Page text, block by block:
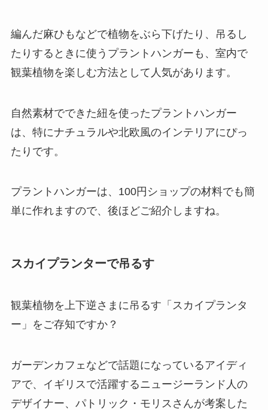
編んだ麻ひもなどで植物をぶら下げたり、吊るし
たりするときに使うプラントハンガーも、室内で
観葉植物を楽しむ方法として人気があります。
自然素材でできた紐を使ったプラントハンガー
は、特にナチュラルや北欧風のインテリアにぴっ
たり です。
プラントハンガーは、100円ショップの材料でも簡
単に作れますので、後ほどご紹介しますね。
スカイプランターで吊るす
観葉植物を上下逆さまに吊るす「スカイプランタ
ー」をご存知ですか？
ガーデンカフェなどで話題になっているアイディ
アで、イギリスで活躍するニュージーランド人の
デザイナー、パトリック・モリスさんが考案した